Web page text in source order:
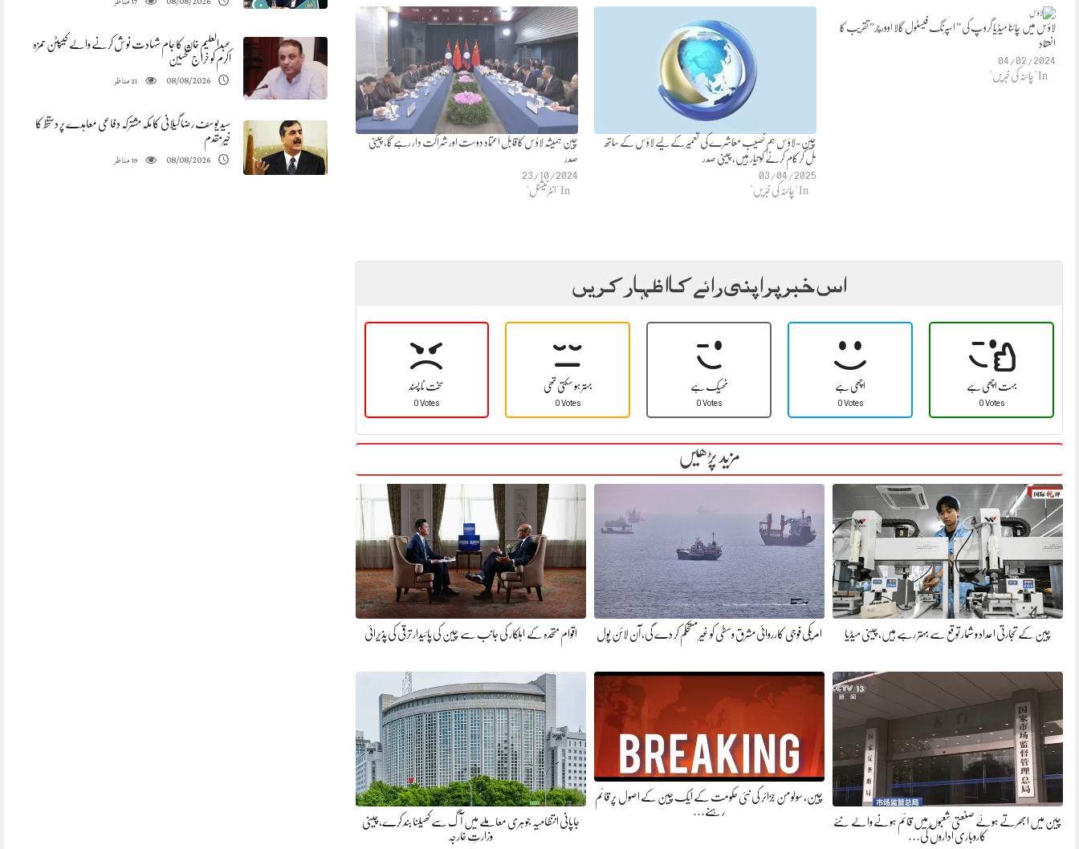
عبدالعلیم خان کا جام شہادت نوش کرنے والے کیپٹن حمزہ
اکرم کو خراج تحسین
08/08/2026
21مناظر
سید یوسف رضا گیلانی کا مکہ مشترکہ دفاعی معاہدے پر دستخط کا
خیرمقدم
08/08/2026
19مناظر
چین ہمیشہ لاؤس کا قابل اعتماد دوست اور شراکت دار رہے گا، چینی
صدر
23/10/2024
In "انٹرنیشنل"
چین-لاؤس ہم نصیب معاشرے کی تعمیر کے لیے لاؤس کے ساتھ
مل کر کام کرنے کوتیار ہیں، چینی صدر
03/04/2025
In "چائنہ کی خبریں"
لاؤس میں چائنا میڈیا گروپ کی ” اسپرنگ فیسٹول گالا اوورچر” تقریب کا
انعقاد
04/02/2024
In "چائنہ کی خبریں"
اس خبر پر اپنی رائے کا اظہار کریں
سخت نا پسند
0 Votes
بہتر ہو سکتی تھی
0 Votes
ٹھیک ہے
0 Votes
اچھی ہے
0 Votes
بہت اچھی ہے
0 Votes
مزید پڑھیں
چین کے تجارتی اعداد و شمار توقع سے بہتر رہے ہیں، چینی میڈیا امریکی فوجی کارروائی مشرق وسطیٰ کو غیر مستحکم کر دے گی، آن لائن پول اقوام متحدہ کے اہلکار کی جانب سے چین کی پائیدار ترقی کی پذیرائی
چین میں ابھرتے ہوئے صنعتی شعبوں میں قائم ہونے والے نئے
کاروباری اداروں کی…
چین، سولومن جزائر کی نئی حکومت کے ایک چین کے اصول پر قائم
رہنے…
جاپانی انتظامیہ جوہری معاملے میں آگ سے کھیلنا بند کرے، چینی
وزارتِ خارجہ